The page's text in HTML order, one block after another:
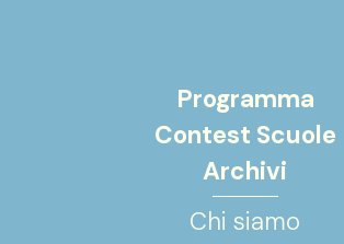
Programma
Contest Scuole
Archivi
Chi siamo